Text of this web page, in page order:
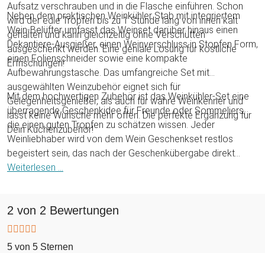
Aufsatz verschrauben und in die Flasche einführen. Schon
wird der edle Tropfen bis zu 1 Stunde lang von innen kalt
gehalten und kann gleichzeitig ohne Verschütten
ausgeschenkt werden. Eine geniale Lösung für köstliche
Erfrischungen!
Neben dem praktischen Weinkühler Stab mit integriertem
Wein-Belüfter umfasst das Weinset darüber hinaus einen
Dekantiere-Ausgießer, einen Weinverschluss in Stopfen Form,
einen Folienschneider sowie eine kompakte
Aufbewahrungstasche. Das umfangreiche Set mit
ausgewählten Weinzubehör eignet sich für
Gelegenheitsgenießer, als auch für wahre Weinkenner und
lässt keine Wünsche mehr offen. Die perfekte Ergänzung für
Dein Küchenzubehör!
Mit dem hochwertigen Zubehör ist das Weinkühler-Set eine
überragende Geschenkidee für Freunde oder Sommeliers,
die einen guten Tropfen zu schätzen wissen. Jeder
Weinliebhaber wird von dem Wein Geschenkset restlos
begeistert sein, das nach der Geschenkübergabe direkt
eingeweiht werden kann. Der Weinkühlstab ist ein
gekühlter Wein in geselliger Runde genossen werden kann.
Prost!
Weiterlesen ...
2 von 2 Bewertungen
5 von 5 Sternen